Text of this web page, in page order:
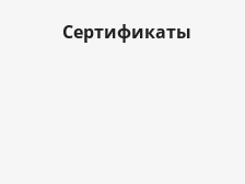
Сертификаты